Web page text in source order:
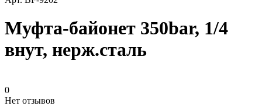
Муфта-байонет 350bar, 1/4
внут, нерж.сталь
0
Нет отзывов